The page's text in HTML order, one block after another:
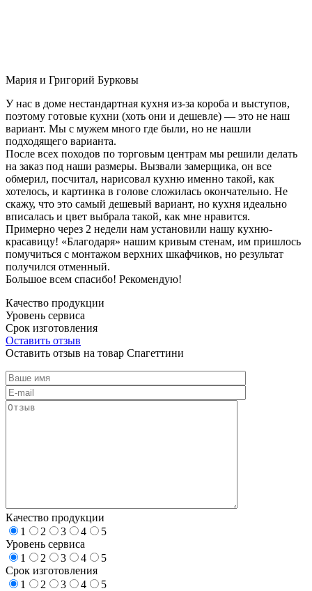
Мария и Григорий Бурковы
У нас в доме нестандартная кухня из-за короба и выступов,
поэтому готовые кухни (хоть они и дешевле) — это не наш
вариант. Мы с мужем много где были, но не нашли
подходящего варианта.
После всех походов по торговым центрам мы решили делать
на заказ под наши размеры. Вызвали замерщика, он все
обмерил, посчитал, нарисовал кухню именно такой, как
хотелось, и картинка в голове сложилась окончательно. Не
скажу, что это самый дешевый вариант, но кухня идеально
вписалась и цвет выбрала такой, как мне нравится.
Примерно через 2 недели нам установили нашу кухню-
красавицу! «Благодаря» нашим кривым стенам, им пришлось
помучиться с монтажом верхних шкафчиков, но результат
получился отменный.
Большое всем спасибо! Рекомендую!
Качество продукции
Уровень сервиса
Срок изготовления
Оставить отзыв
Оставить отзыв на товар Спагеттини
Качество продукции
1
2 3 4
5
Уровень сервиса
1
2 3 4
5
Срок изготовления
1
2 3 4
5